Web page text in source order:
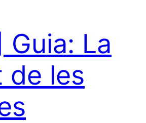
Guia: La
de les